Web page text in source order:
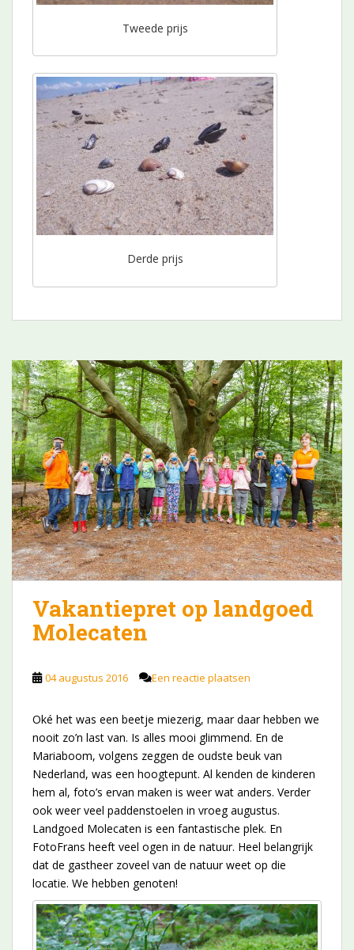
Tweede prijs
Derde prijs
Vakantiepret op landgoed
Molecaten
04 augustus 2016 Een reactie plaatsen
Oké het was een beetje miezerig, maar daar hebben we
nooit zo’n last van. Is alles mooi glimmend. En de
Mariaboom, volgens zeggen de oudste beuk van
Nederland, was een hoogtepunt. Al kenden de kinderen
hem al, foto’s ervan maken is weer wat anders. Verder
ook weer veel paddenstoelen in vroeg augustus.
Landgoed Molecaten is een fantastische plek. En
FotoFrans heeft veel ogen in de natuur. Heel belangrijk
dat de gastheer zoveel van de natuur weet op die
locatie. We hebben genoten!